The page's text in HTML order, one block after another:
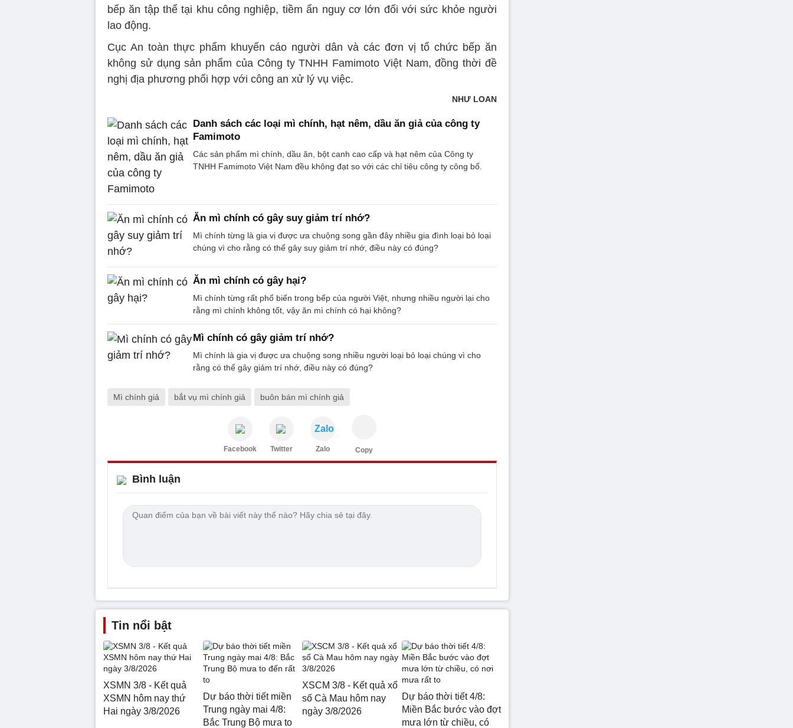
bếp ăn tập thể tại khu công nghiệp, tiềm ẩn nguy cơ lớn đối với sức khỏe người
lao động.
Cục An toàn thực phẩm khuyến cáo người dân và các đơn vị tổ chức bếp ăn
không sử dụng sản phẩm của Công ty TNHH Famimoto Việt Nam, đồng thời đề
nghị địa phương phối hợp với công an xử lý vụ việc.
NHƯ LOAN
Danh sách các loại mì chính, hạt nêm, dầu ăn giả của công ty
Famimoto
Các sản phẩm mì chính, dầu ăn, bột canh cao cấp và hạt nêm của Công ty
TNHH Famimoto Việt Nam đều không đạt so với các chỉ tiêu công ty công bố.
Ăn mì chính có gây suy giảm trí nhớ?
Mì chính từng là gia vị được ưa chuộng song gần đây nhiều gia đình loại bỏ loại
chúng vì cho rằng có thể gây suy giảm trí nhớ, điều này có đúng?
Ăn mì chính có gây hại?
Mì chính từng rất phổ biến trong bếp của người Việt, nhưng nhiều người lại cho
rằng mì chính không tốt, vậy ăn mì chính có hại không?
Mì chính có gây giảm trí nhớ?
Mì chính là gia vị được ưa chuộng song nhiều người loại bỏ loại chúng vì cho
rằng có thể gây giảm trí nhớ, điều này có đúng?
Mì chính giả bắt vụ mì chính giả buôn bán mì chính giả
Facebook Twitter
Zalo
Zalo Copy
Bình luận
Tin nổi bật
XSMN 3/8 - Kết quả
XSMN hôm nay thứ
Hai ngày 3/8/2026
Dự báo thời tiết miền
Trung ngày mai 4/8:
Bắc Trung Bộ mưa to
XSCM 3/8 - Kết quả xổ
số Cà Mau hôm nay
ngày 3/8/2026
Dự báo thời tiết 4/8:
Miền Bắc bước vào đợt
mưa lớn từ chiều, có